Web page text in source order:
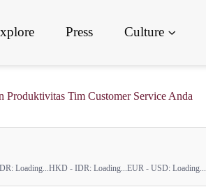
Press Culture
Tim Customer Service Anda
Loading...HKD - IDR: Loading...EUR - USD: Loading...